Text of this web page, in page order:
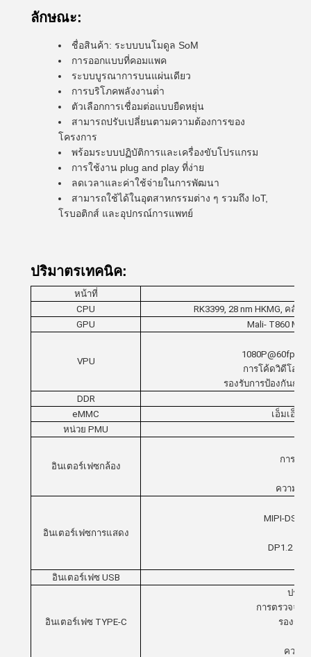
ลักษณะ:
ชื่อสินค้า: ระบบบนโมดูล SoM
การออกแบบที่คอมแพค
ระบบบูรณาการบนแผ่นเดียว
การบริโภคพลังงานต่ํา
ตัวเลือกการเชื่อมต่อแบบยืดหยุ่น
สามารถปรับเปลี่ยนตามความต้องการของ
โครงการ
พร้อมระบบปฏิบัติการและเครื่องขับโปรแกรม
การใช้งาน plug and play ที่ง่าย
ลดเวลาและค่าใช้จ่ายในการพัฒนา
สามารถใช้ได้ในอุตสาหกรรมต่าง ๆ รวมถึง IoT,
โรบอติกส์ และอุปกรณ์การแพทย์
ปริมาตรเทคนิค:
หน้าที่
CPU
RK3399, 28 nm HKMG, คลั
GPU
Mali- T860
VPU
1080P@60fps
การโค้ดวิดีโอ
รองรับการป้องกันกา
DDR
eMMC
เอ็มเอ็มซี
หน่วย PMU
อินเตอร์เฟซกล้อง
การใช้
ความละ
อินเตอร์เฟซการแสดง
MIPI-DSI
DP1.2 4
อินเตอร์เฟซ USB
อินเตอร์เฟซ TYPE-C
ประเ
การตรวจจับ
รองรับ
ความ